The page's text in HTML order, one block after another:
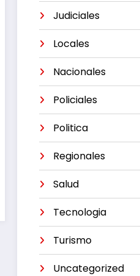
Judiciales
Locales
Nacionales
Policiales
Politica
Regionales
Salud
Tecnologia
Turismo
Uncategorized